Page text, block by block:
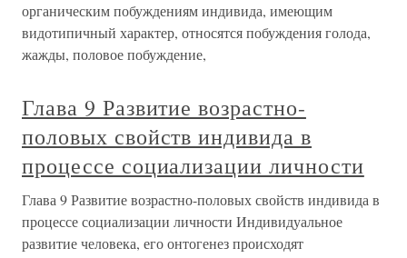
органическим побуждениям индивида, имеющим
видотипичный характер, относятся побуждения голода,
жажды, половое побуждение,
Глава 9 Развитие возрастно-
половых свойств индивида в
процессе социализации личности
Глава 9 Развитие возрастно-половых свойств индивида в
процессе социализации личности Индивидуальное
развитие человека, его онтогенез происходят